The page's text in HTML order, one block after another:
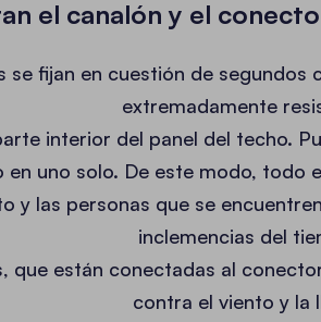
el canalón y el
se fijan en cuestión de segundos
extremadamente
interior del panel del techo.
en uno solo. De este modo, todo
y las personas que se
inclemencias del
que están conectadas al
contra el viento y la